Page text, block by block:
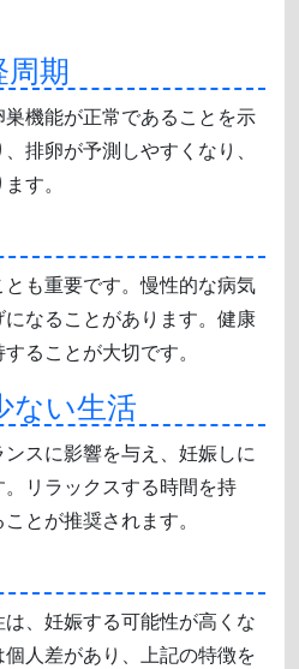
期
機能が正常であることを示
排卵が予測しやすくなり、
す。
も重要です。慢性的な病気
なることがあります。健康
ることが大切です。
ない生活
スに影響を与え、妊娠しに
リラックスする時間を持
とが推奨されます。
、妊娠する可能性が高くな
人差があり、上記の特徴を